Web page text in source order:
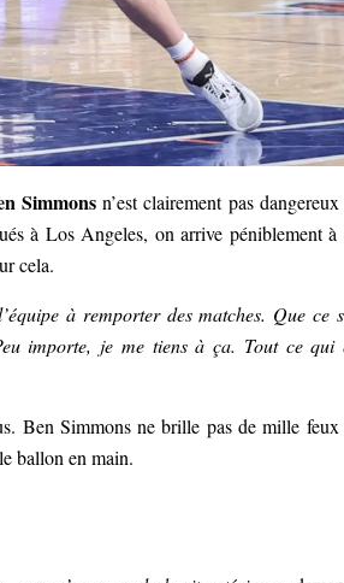
Simmonsn’est clairement pas dangereux
à Los Angeles, on arrive péniblement à
cela.
à remporter des matches. Que ce
importe, je me tiens à ça. Tout ce qui
Ben Simmons ne brille pas de mille feux
ballon en main.